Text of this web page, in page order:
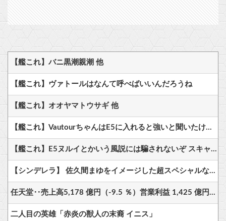
【艦これ】バニ黒潮親潮 他
【艦これ】ヴァトールはなんて呼べばいいんだろうね
【艦これ】オオヤマトウサギ 他
【艦これ】VautourちゃんはE5に入れると強いと聞いたけど どれくらいつよいのかしら
【艦これ】E5ヌルイとかいう風説には騙されないぞ スキャンプくらいヌルイのなら考える
【シンデレラ】 佐久間まゆをイメージした超スペシャルなネックレスが登場する件について
任天堂‥売上高5,178 億円（-9.5 ％）営業利益 1,425 億円（+150.5 %）
二人目の英雄「赤炎の獣人の末裔 イニス」